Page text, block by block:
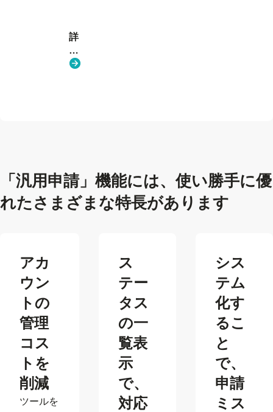
詳
し
く
「汎用申請」機能には、使い勝手に優
れた さまざまな特長があります
アカ
ウン
トの
管理
コス
トを
削減
ツールを
ス
テー
タス
の一
覧表
示
で、
対応
シス
テム
化す
るこ
と
で、
申請
ミス